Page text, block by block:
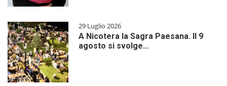
29 Luglio 2026
A Nicotera la Sagra Paesana. Il 9
agosto si svolge…